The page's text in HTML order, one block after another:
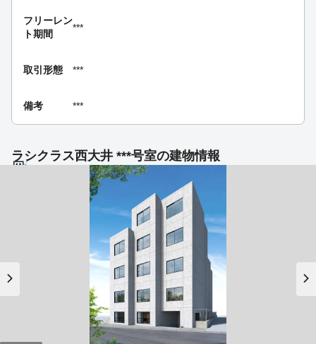
フリーレン
ト期間
***
取引形態 ***
備考 ***
ラシクラス西大井 ***号室の建物情報